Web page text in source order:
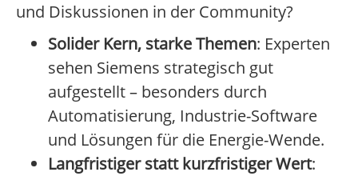
und Diskussionen in der Community?
Solider Kern, starke Themen: Experten
sehen Siemens strategisch gut
aufgestellt – besonders durch
Automatisierung, Industrie-Software
und Lösungen für die Energie-Wende.
Langfristiger statt kurzfristiger Wert: